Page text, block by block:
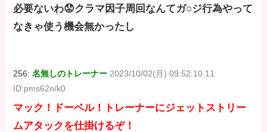
必要ないわ😟クラマ因子周回なんてガ○ジ行為やって
なきゃ使う機会無かったし
256:名無しのトレーナー 2023/10/02(月) 09:52:10.11
ID:pms62n/k0
マック！ドーベル！トレーナーにジェットストリー
ムアタックを仕掛けるぞ！